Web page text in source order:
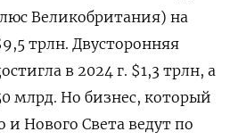
Великобритания) на
трлн. Двусторонняя
в 2024 г. $1,3 трлн, а
млрд. Но бизнес, который
Нового Света ведут по